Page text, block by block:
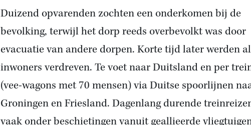
Duizend opvarenden zochten een onderkomen bij de
bevolking, terwijl het dorp reeds overbevolkt was door
evacuatie van andere dorpen. Korte tijd later werden
inwoners verdreven. Te voet naar Duitsland en per
(vee-wagons met 70 mensen) via Duitse spoorlijnen
Groningen en Friesland. Dagenlang durende
vaak onder beschietingen vanuit geallieerde